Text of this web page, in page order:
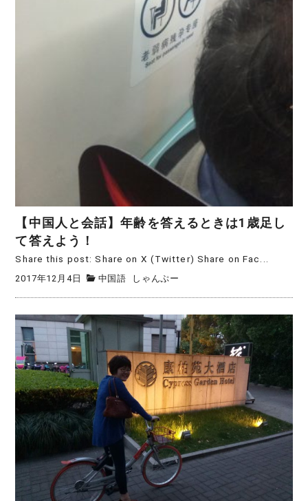
【中国人と会話】年齢を答えるときは1歳足し
て答えよう！
Share this post: Share on X (Twitter) Share on Fac...
2017年12月4日 中国語 しゃんぷー